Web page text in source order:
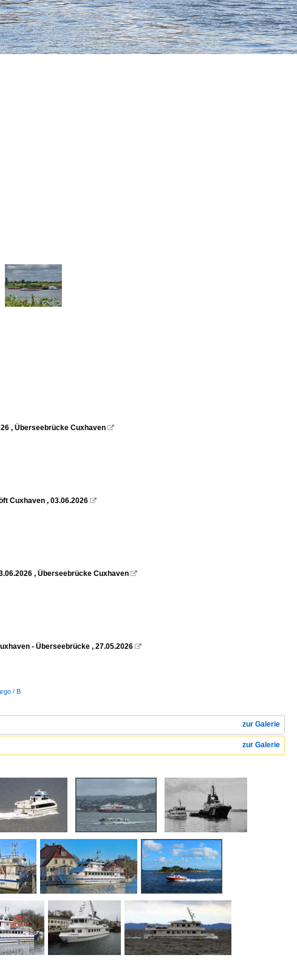
, Überseebrücke Cuxhaven 
Cuxhaven , 03.06.2026 
, Überseebrücke Cuxhaven 
- Überseebrücke , 27.05.2026 
/ B
zur Galerie
zur Galerie